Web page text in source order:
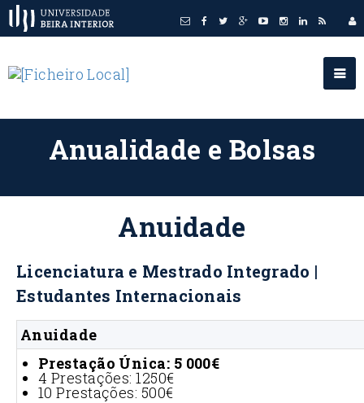
Anualidade e Bolsas
Anuidade
Licenciatura e Mestrado Integrado |
Estudantes Internacionais
Anuidade
Prestação Única: 5 000€
4 Prestações: 1250€
10 Prestações: 500€